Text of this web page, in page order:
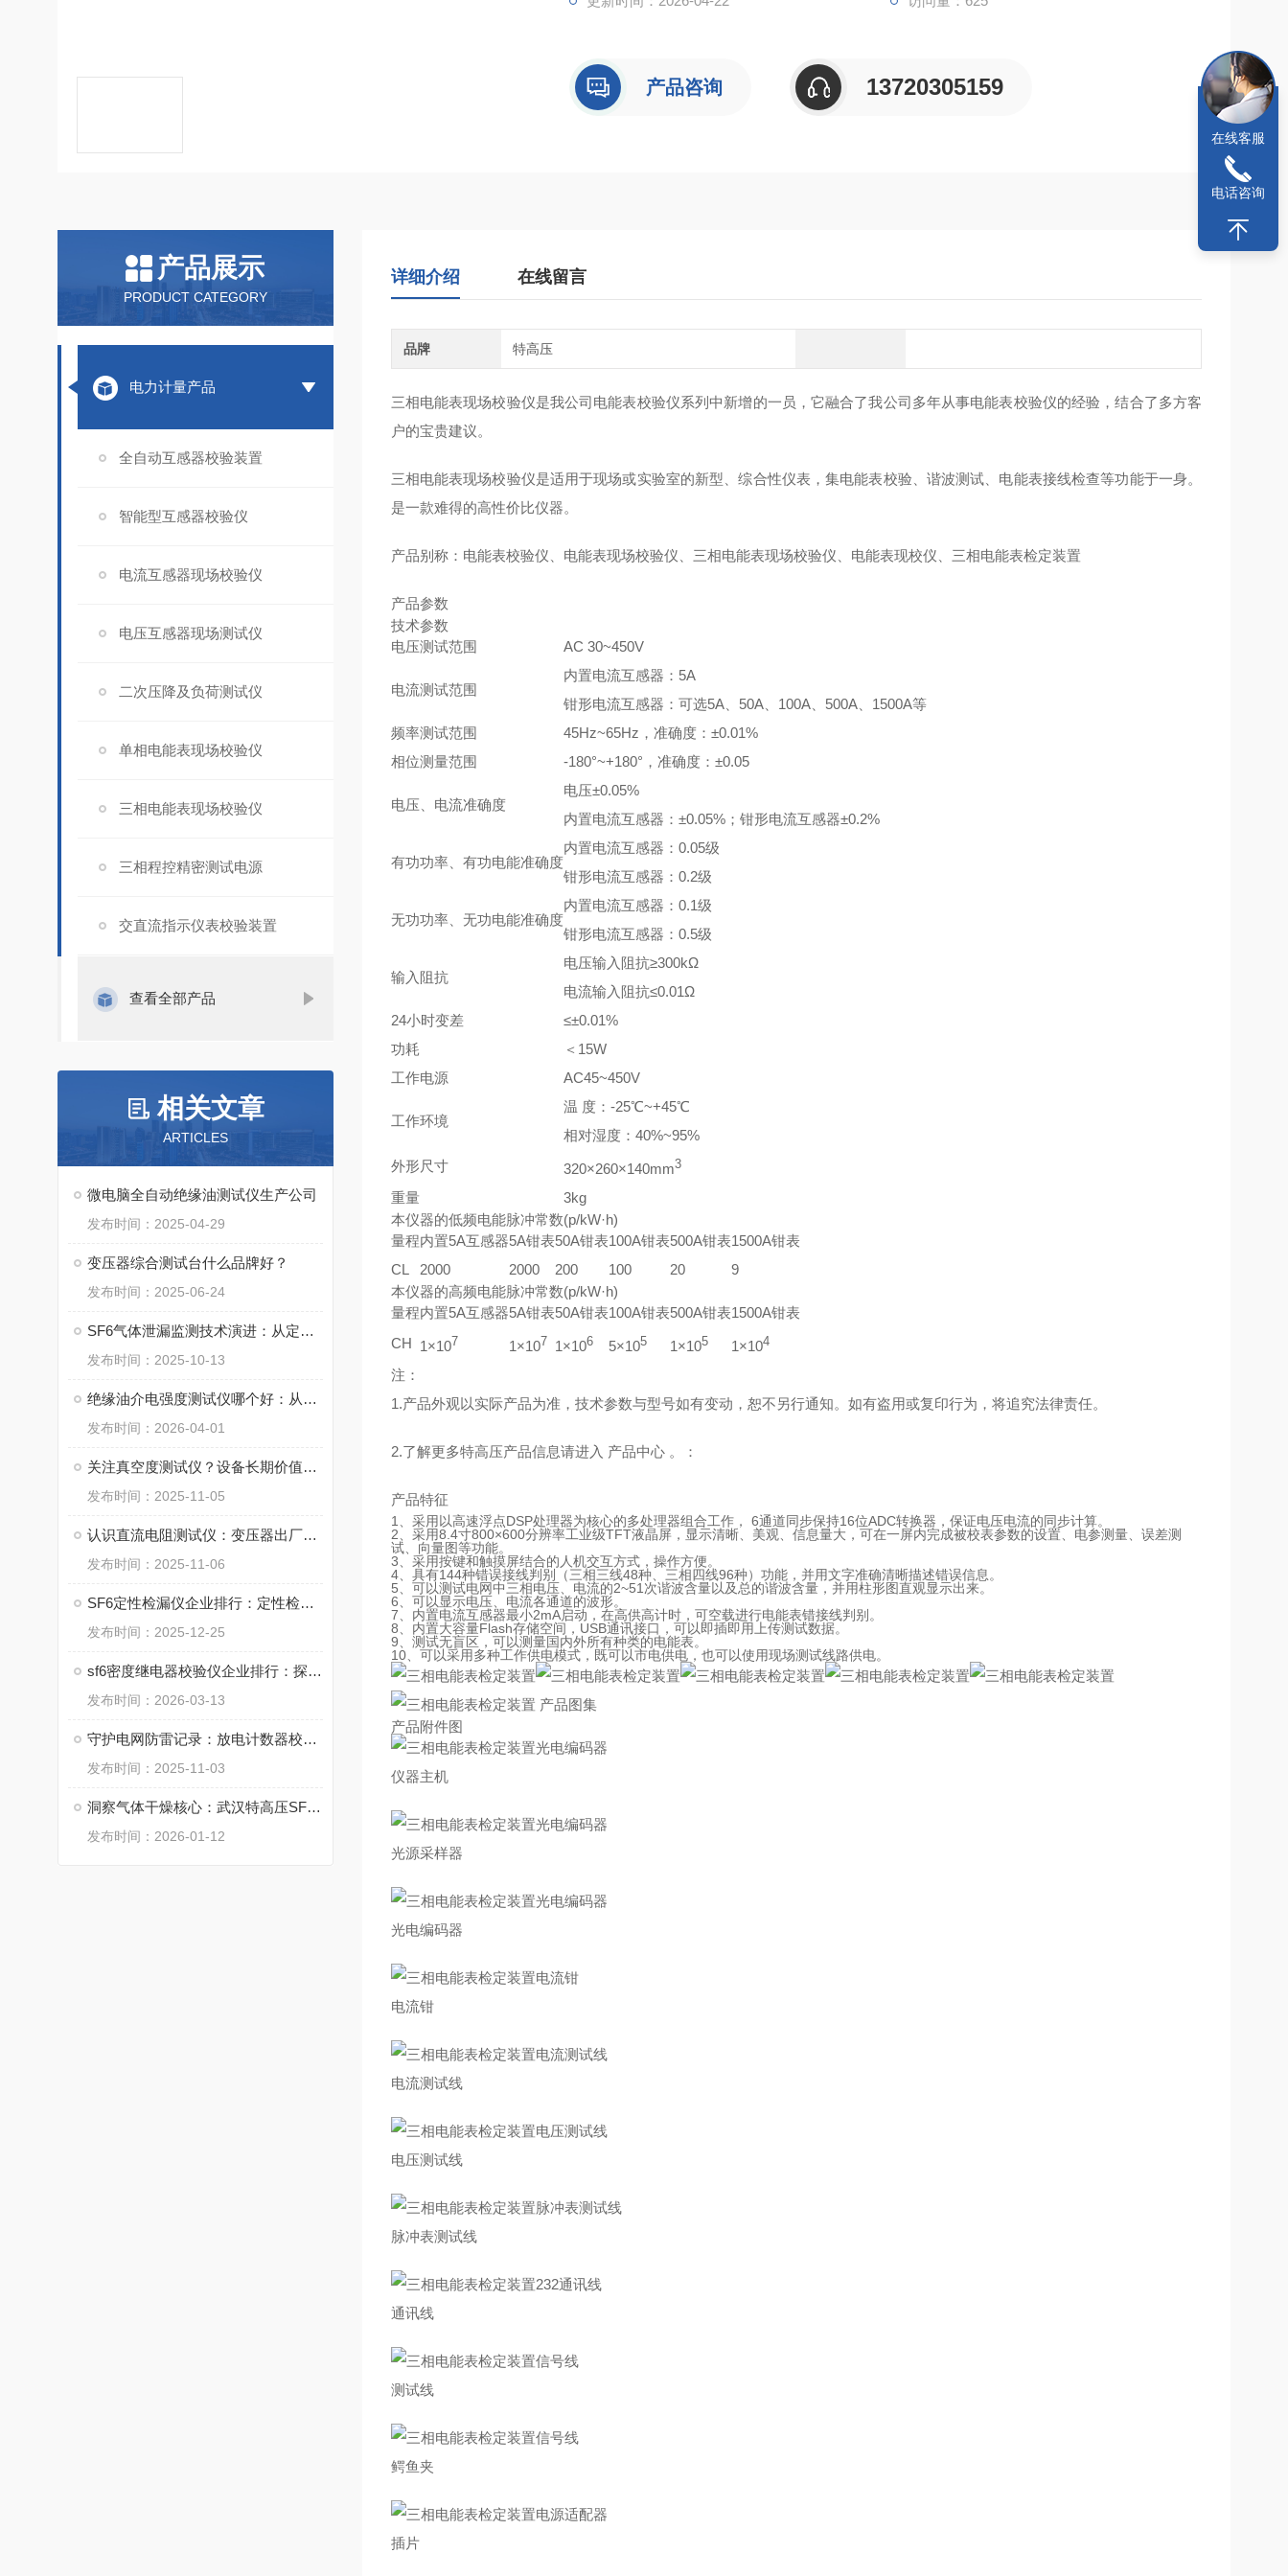
产品咨询 13720305159
产品展示
PRODUCT CATEGORY
电力计量产品
全自动互感器校验装置
智能型互感器校验仪
电流互感器现场校验仪
电压互感器现场测试仪
二次压降及负荷测试仪
单相电能表现场校验仪
三相电能表现场校验仪
三相程控精密测试电源
交直流指示仪表校验装置
查看全部产品
相关文章
ARTICLES
微电脑全自动绝缘油测试仪生产公司
发布时间：2025-04-29
变压器综合测试台什么品牌好？
发布时间：2025-06-24
SF6气体泄漏监测技术演进：从定性检测到智能诊断
发布时间：2025-10-13
绝缘油介电强度测试仪哪个好：从自动化表现看武汉特高压产品
发布时间：2026-04-01
关注真空度测试仪？设备长期价值或许更值得考量
发布时间：2025-11-05
认识直流电阻测试仪：变压器出厂与运维的常规检查
发布时间：2025-11-06
SF6定性检漏仪企业排行：定性检漏技术与应用解析
发布时间：2025-12-25
sf6密度继电器校验仪企业排行：探访武汉特高压电力科技的产品与服务
发布时间：2026-03-13
守护电网防雷记录：放电计数器校验仪的实践应用
发布时间：2025-11-03
洞察气体干燥核心：武汉特高压SF6微水测试仪厂家排名探析
发布时间：2026-01-12
详细介绍 在线留言
品牌 特高压
三相电能表现场校验仪是我公司电能表校验仪系列中新增的一员，它融合了我公司多年从事电能表校验仪的经验，结合了多方客
户的宝贵建议。
三相电能表现场校验仪是适用于现场或实验室的新型、综合性仪表，集电能表校验、谐波测试、电能表接线检查等功能于一身。
是一款难得的高性价比仪器。
产品别称：电能表校验仪、电能表现场校验仪、三相电能表现场校验仪、电能表现校仪、三相电能表检定装置
产品参数
技术参数
电压测试范围
AC 30~450V
电流测试范围
内置电流互感器：5A
钳形电流互感器：可选5A、50A、100A、500A、1500A等
频率测试范围
45Hz~65Hz，准确度：±0.01%
相位测量范围
-180°~+180°，准确度：±0.05
电压、电流准确度
电压±0.05%
内置电流互感器：±0.05%；钳形电流互感器±0.2%
有功功率、有功电能准确度
内置电流互感器：0.05级
钳形电流互感器：0.2级
无功功率、无功电能准确度
内置电流互感器：0.1级
钳形电流互感器：0.5级
输入阻抗
电压输入阻抗≥300kΩ
电流输入阻抗≤0.01Ω
24小时变差
≤±0.01%
功耗
＜15W
工作电源
AC45~450V
工作环境
温 度：-25℃~+45℃
相对湿度：40%~95%
外形尺寸
320×260×140mm3
重量
3kg
本仪器的低频电能脉冲常数(p/kW·h)
量程内置5A互感器5A钳表50A钳表100A钳表500A钳表1500A钳表
CL
2000 2000 200 100 20
9
本仪器的高频电能脉冲常数(p/kW·h)
量程内置5A互感器5A钳表50A钳表100A钳表500A钳表1500A钳表
CH 1×107 1×107 1×106 5×105 1×105 1×104
注：
1.产品外观以实际产品为准，技术参数与型号如有变动，恕不另行通知。如有盗用或复印行为，将追究法律责任。
2.了解更多特高压产品信息请进入 产品中心 。：
产品特征
1、采用以高速浮点DSP处理器为核心的多处理器组合工作， 6通道同步保持16位ADC转换器，保证电压电流的同步计算。
2、采用8.4寸800×600分辨率工业级TFT液晶屏，显示清晰、美观、信息量大，可在一屏内完成被校表参数的设置、电参测量、误差测
试、向量图等功能。
3、采用按键和触摸屏结合的人机交互方式，操作方便。
4、具有144种错误接线判别（三相三线48种、三相四线96种）功能，并用文字准确清晰描述错误信息。
5、可以测试电网中三相电压、电流的2~51次谐波含量以及总的谐波含量，并用柱形图直观显示出来。
6、可以显示电压、电流各通道的波形。
7、内置电流互感器最小2mA启动，在高供高计时，可空载进行电能表错接线判别。
8、内置大容量Flash存储空间，USB通讯接口，可以即插即用上传测试数据。
9、测试无盲区，可以测量国内外所有种类的电能表。
10、可以采用多种工作供电模式，既可以市电供电，也可以使用现场测试线路供电。
产品图集
产品附件图
仪器主机
光源采样器
光电编码器
电流钳
电流测试线
电压测试线
脉冲表测试线
通讯线
测试线
鳄鱼夹
插片
在线客服
电话咨询